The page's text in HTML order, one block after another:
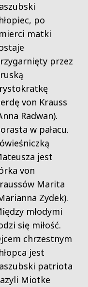
po
matki
przez
von Krauss
Radwan).
w pałacu.
jest
von
Marita
Zydek).
młodymi
się miłość.
chrzestnym
jest
patriota
Miotke